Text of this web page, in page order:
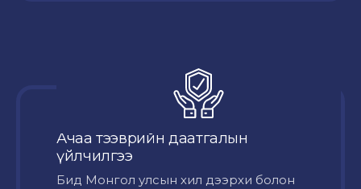
Ачаа тээврийн даатгалын
үйлчилгээ
Бид Монгол улсын хил дээрхи болон